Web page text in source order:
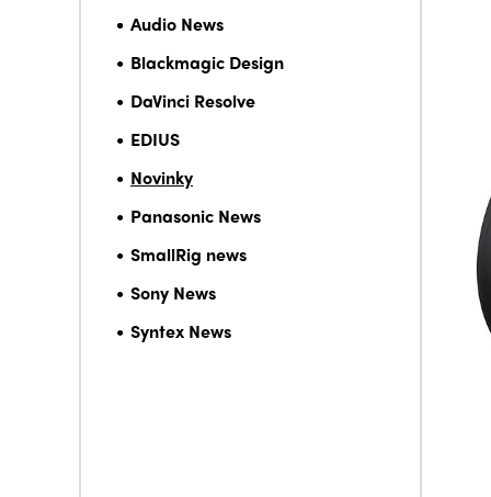
Audio News
Blackmagic Design
DaVinci Resolve
EDIUS
Novinky
Panasonic News
SmallRig news
Sony News
Syntex News